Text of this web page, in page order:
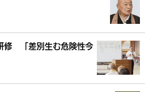
修 「差別生む危険性今